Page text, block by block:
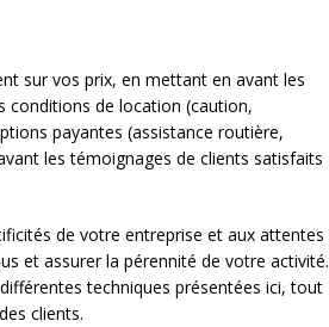
sur vos prix, en mettant en avant les
conditions de location (caution,
payantes (assistance routière,
les témoignages de clients satisfaits
de votre entreprise et aux attentes
et assurer la pérennité de votre activité.
techniques présentées ici, tout
clients.